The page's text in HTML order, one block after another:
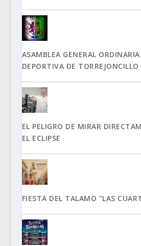
ASAMBLEA GENERAL
DEPORTIVA DE TORREJONCILLO
EL PELIGRO DE MIRAR
EL ECLIPSE
FIESTA DEL TALAMO "LAS